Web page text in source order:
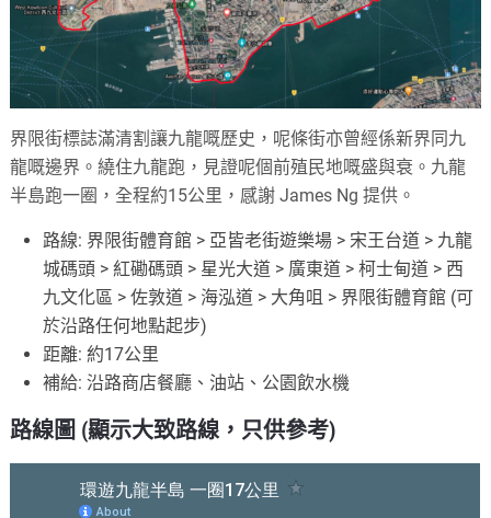
界限街標誌滿清割讓九龍嘅歷史，呢條街亦曾經係新界同九
龍嘅邊界。繞住九龍跑，見證呢個前殖民地嘅盛與衰。九龍
半島跑一圈，全程約15公里，感謝 James Ng 提供。
路線: 界限街體育館 > 亞皆老街遊樂場 > 宋王台道 > 九龍
城碼頭 > 紅磡碼頭 > 星光大道 > 廣東道 > 柯士甸道 > 西
九文化區 > 佐敦道 > 海泓道 > 大角咀 > 界限街體育館 (可
於沿路任何地點起步)
距離: 約17公里
補給: 沿路商店餐廳、油站、公園飲水機
路線圖 (顯示大致路線，只供參考)